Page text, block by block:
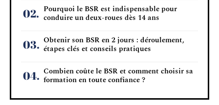
Pourquoi le BSR est indispensable pour
conduire un deux-roues dès 14 ans
Obtenir son BSR en 2 jours : déroulement,
étapes clés et conseils pratiques
Combien coûte le BSR et comment choisir sa
formation en toute confiance ?